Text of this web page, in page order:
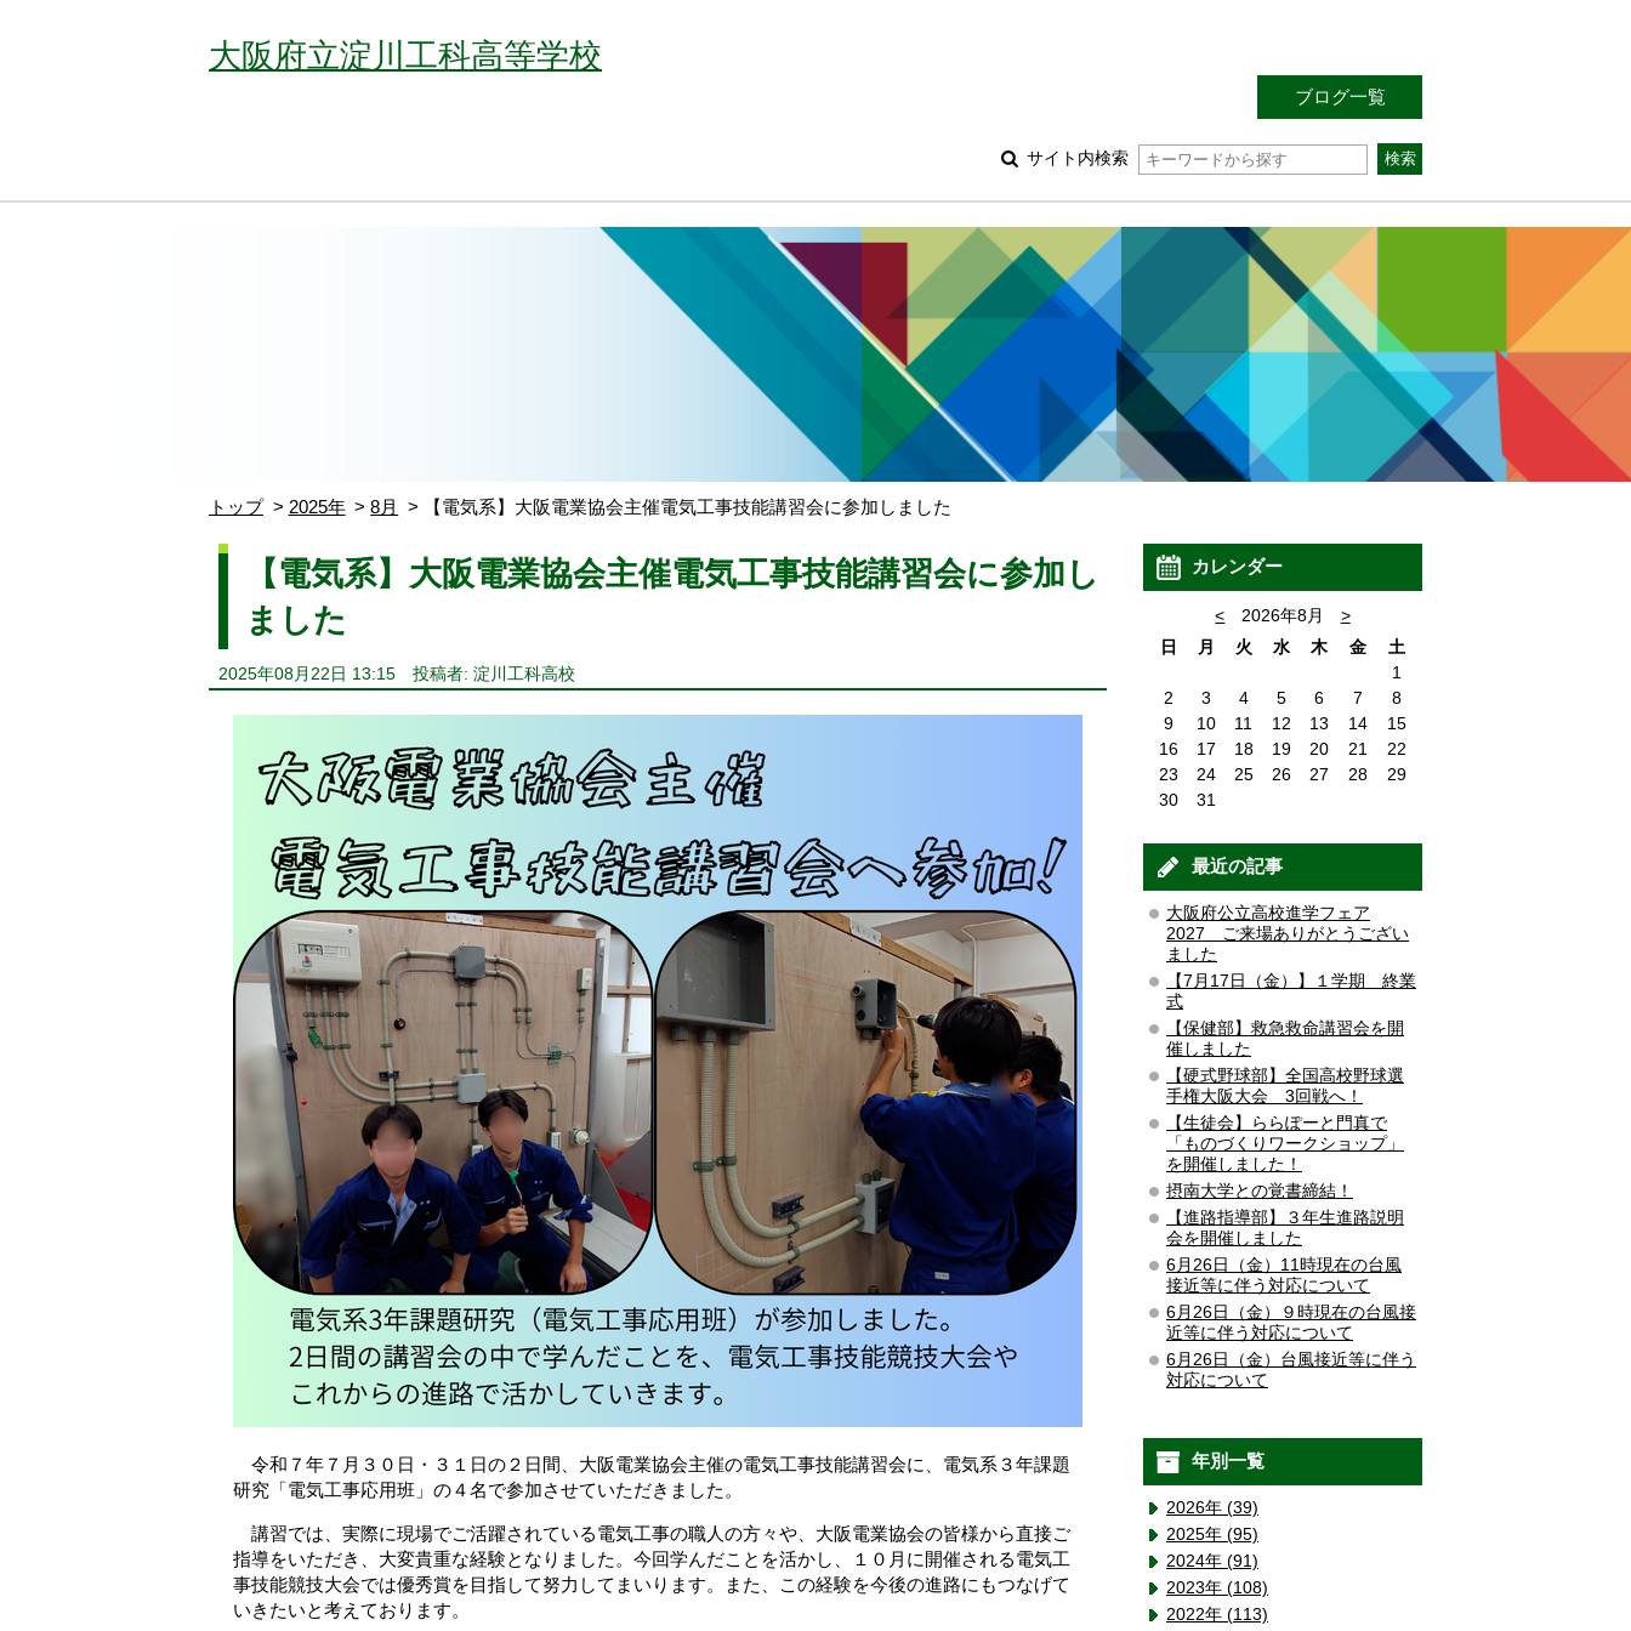
大阪府立淀川工科高等学校
ブログ一覧
サイト内検索
トップ 2025年 8月 【電気系】大阪電業協会主催電気工事技能講習会に参加しました
【電気系】大阪電業協会主催電気工事技能講習会に参加し
ました
2025年08月22日 13:15 投稿者: 淀川工科高校
令和７年７月３０日・３１日の２日間、大阪電業協会主催の電気工事技能講習会に、電気系３年課題
研究「電気工事応用班」の４名で参加させていただきました。
講習では、実際に現場でご活躍されている電気工事の職人の方々や、大阪電業協会の皆様から直接ご
指導をいただき、大変貴重な経験となりました。今回学んだことを活かし、１０月に開催される電気工
事技能競技大会では優秀賞を目指して努力してまいります。また、この経験を今後の進路にもつなげて
いきたいと考えております。
カレンダー
< 2026年8月
>
日
月 火 水 木 金
土
1
2
3 4 5 6 7
8
9
10 11 12 13 14
15
16
17 18 19 20 21
22
23
24 25 26 27 28
29
30
31
最近の記事
大阪府公立高校進学フェア
2027 ご来場ありがとうござい
ました
【7月17日（金）】１学期 終業
式
【保健部】救急救命講習会を開
催しました
【硬式野球部】全国高校野球選
手権大阪大会 3回戦へ！
【生徒会】ららぽーと門真で
「ものづくりワークショップ」
を開催しました！
摂南大学との覚書締結！
【進路指導部】３年生進路説明
会を開催しました
6月26日（金）11時現在の台風
接近等に伴う対応について
6月26日（金）９時現在の台風接
近等に伴う対応について
6月26日（金）台風接近等に伴う
対応について
年別一覧
2026年 (39)
2025年 (95)
2024年 (91)
2023年 (108)
2022年 (113)